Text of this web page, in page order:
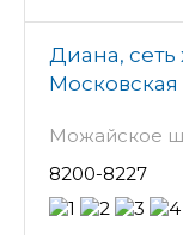
Диана, сеть
Московская
Можайское
8200-8227